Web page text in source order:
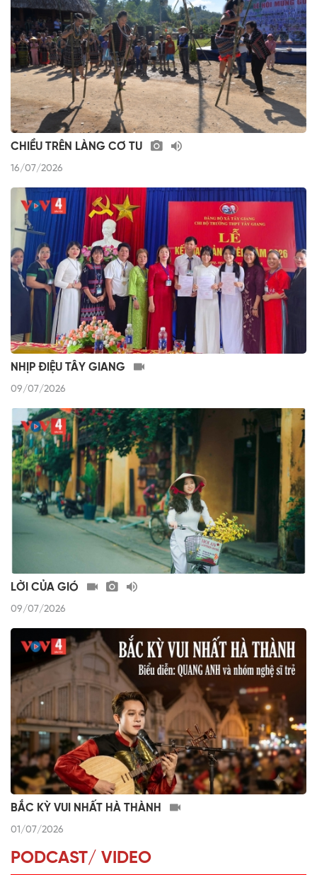
CHIỀU TRÊN LÀNG CƠ TU
16/07/2026
NHỊP ĐIỆU TÂY GIANG
09/07/2026
LỜI CỦA GIÓ
09/07/2026
BẮC KỲ VUI NHẤT HÀ THÀNH
01/07/2026
PODCAST/ VIDEO